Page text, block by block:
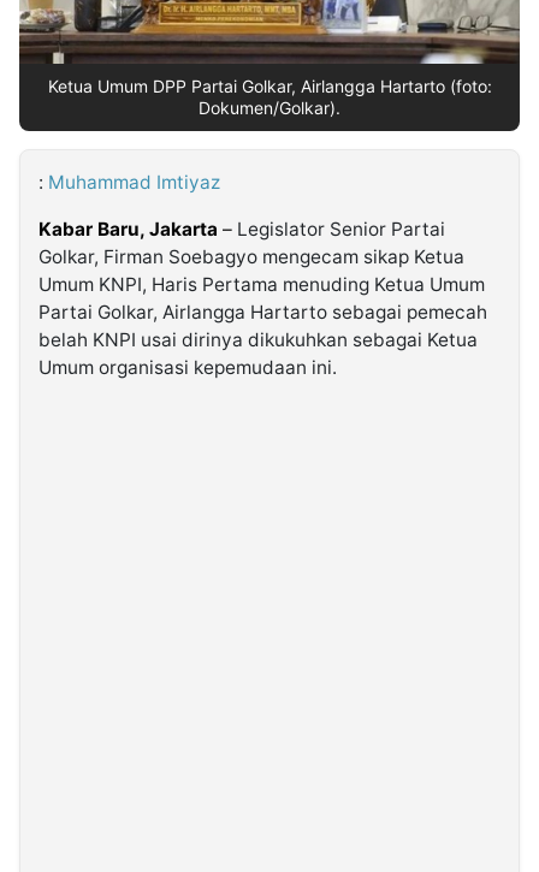
Kabarbaru.co
2026
Ketua Umum DPP Partai Golkar, Airlangga Hartarto (foto:
Dokumen/Golkar).
: Muhammad Imtiyaz
Kabar Baru, Jakarta – Legislator Senior Partai
Golkar, Firman Soebagyo mengecam sikap Ketua
Umum KNPI, Haris Pertama menuding Ketua Umum
Partai Golkar, Airlangga Hartarto sebagai pemecah
belah KNPI usai dirinya dikukuhkan sebagai Ketua
Umum organisasi kepemudaan ini.